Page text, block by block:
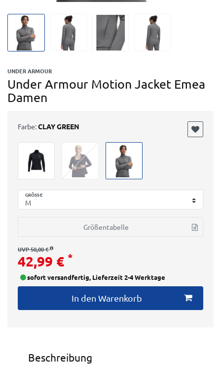
UNDER ARMOUR
Under Armour Motion Jacket Emea
Damen
GRÖSSE
Größentabelle
Farbe:CLAY GREEN
UVP 50,00 €
42,99 € *
sofort versandfertig, Lieferzeit 2-4 Werktage
In den Warenkorb
Beschreibung